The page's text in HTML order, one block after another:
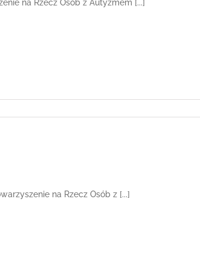
na Rzecz Osób z Autyzmem [...]
na Rzecz Osób z [...]